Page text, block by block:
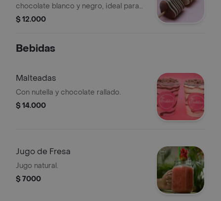
chocolate blanco y negro, ideal para
un dulce antojo.
$ 12.000
Bebidas
Malteadas
Con nutella y chocolate rallado.
$ 14.000
Jugo de Fresa
Jugo natural.
$ 7000